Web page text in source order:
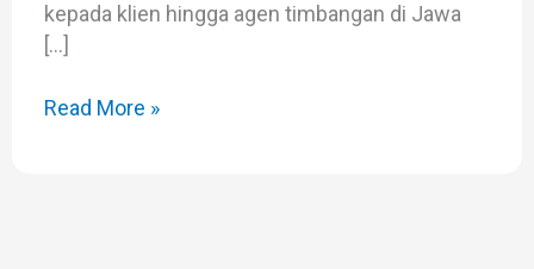
kepada klien hingga agen timbangan di Jawa
[…]
Read More »